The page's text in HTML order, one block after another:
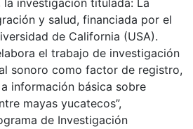
la investigación titulada: La
y salud, financiada por el
de California (USA).
el trabajo de investigación
sonoro como factor de registro,
información básica sobre
mayas yucatecos”,
de Investigación